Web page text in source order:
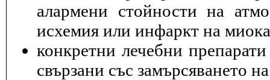
алармени стойности на
исхемия или инфаркт на
конкретни лечебни
свързани със замърсяването